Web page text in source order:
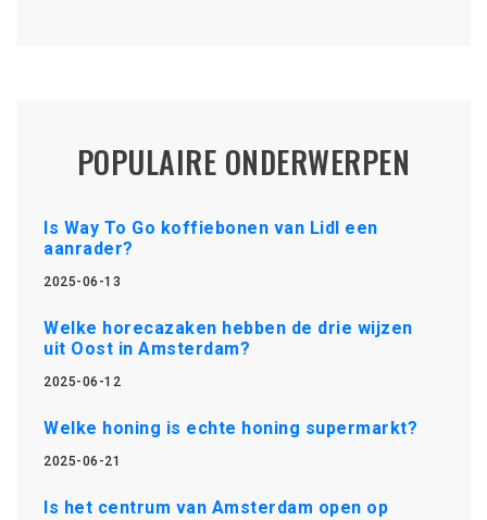
POPULAIRE ONDERWERPEN
Is Way To Go koffiebonen van Lidl een
aanrader?
2025-06-13
Welke horecazaken hebben de drie wijzen
uit Oost in Amsterdam?
2025-06-12
Welke honing is echte honing supermarkt?
2025-06-21
Is het centrum van Amsterdam open op